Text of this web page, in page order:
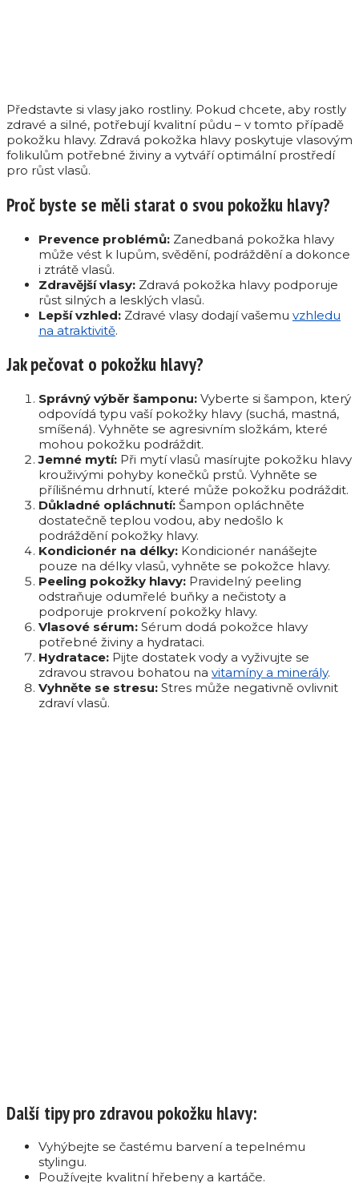
Představte si vlasy jako rostliny. Pokud chcete, aby rostly
zdravé a silné, potřebují kvalitní půdu – v tomto případě
pokožku hlavy. Zdravá pokožka hlavy poskytuje vlasovým
folikulům potřebné živiny a vytváří optimální prostředí
pro růst vlasů.
Proč byste se měli starat o svou pokožku hlavy?
Prevence problémů: Zanedbaná pokožka hlavy
může vést k lupům, svědění, podráždění a dokonce
i ztrátě vlasů.
Zdravější vlasy: Zdravá pokožka hlavy podporuje
růst silných a lesklých vlasů.
Lepší vzhled: Zdravé vlasy dodají vašemu vzhledu
na atraktivitě.
Jak pečovat o pokožku hlavy?
Správný výběr šamponu: Vyberte si šampon, který
odpovídá typu vaší pokožky hlavy (suchá, mastná,
smíšená). Vyhněte se agresivním složkám, které
mohou pokožku podráždit.
Jemné mytí: Při mytí vlasů masírujte pokožku hlavy
krouživými pohyby konečků prstů. Vyhněte se
přílišnému drhnutí, které může pokožku podráždit.
Důkladné opláchnutí: Šampon opláchněte
dostatečně teplou vodou, aby nedošlo k
podráždění pokožky hlavy.
Kondicionér na délky: Kondicionér nanášejte
pouze na délky vlasů, vyhněte se pokožce hlavy.
Peeling pokožky hlavy: Pravidelný peeling
odstraňuje odumřelé buňky a nečistoty a
podporuje prokrvení pokožky hlavy.
Vlasové sérum: Sérum dodá pokožce hlavy
potřebné živiny a hydrataci.
Hydratace: Pijte dostatek vody a vyživujte se
zdravou stravou bohatou na vitamíny a minerály.
Vyhněte se stresu: Stres může negativně ovlivnit
zdraví vlasů.
Další tipy pro zdravou pokožku hlavy:
Vyhýbejte se častému barvení a tepelnému
stylingu.
Používejte kvalitní hřebeny a kartáče.